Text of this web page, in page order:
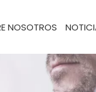
NOSOTROS